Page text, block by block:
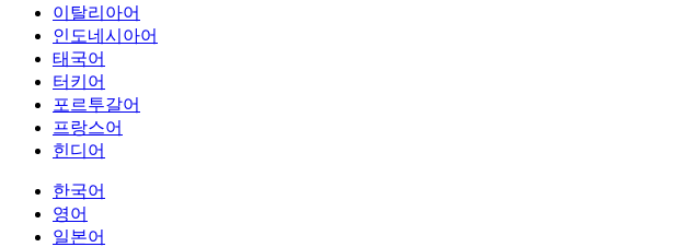
이탈리아어
인도네시아어
태국어
터키어
포르투갈어
프랑스어
힌디어
한국어
영어
일본어